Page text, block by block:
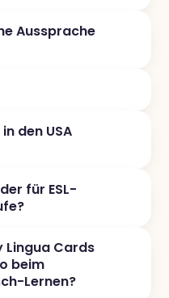
Aussprache
den USA
für ESL-
Lingua Cards
beim
Lernen?